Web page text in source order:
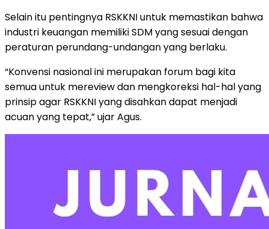
Selain itu pentingnya RSKKNI untuk memastikan bahwa
industri keuangan memiliki SDM yang sesuai dengan
peraturan perundang-undangan yang berlaku.
“Konvensi nasional ini merupakan forum bagi kita
semua untuk mereview dan mengkoreksi hal-hal yang
prinsip agar RSKKNI yang disahkan dapat menjadi
acuan yang tepat,” ujar Agus.